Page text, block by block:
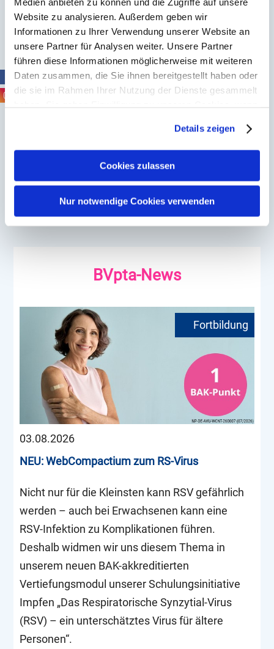
Website zu analysieren. Außerdem geben wir
Informationen zu Ihrer Verwendung unserer Website an
unsere Partner für Analysen weiter. Unsere Partner
führen diese Informationen möglicherweise mit weiteren
Daten zusammen, die Sie ihnen bereitgestellt haben oder
die sie im Rahmen Ihrer Nutzung der Dienste gesammelt
Datenschutzerklärungmehr
darüber, wer wir sind, wie Sie uns kontaktieren können
und wie wir personenbezogene Daten verarbeiten.
Sie können Ihre Einwilligung jederzeit von der
Details zeigen
Cookies zulassen
Nur notwendige Cookies verwenden
Hier kostenfrei fortbilden…
Bild: © Dmytro Zinkevych – shutterstock.com
BVpta-News
03.08.2026
NEU: WebCompactium zum RS-Virus
Nicht nur für die Kleinsten kann RSV gefährlich
werden – auch bei Erwachsenen kann eine
RSV-Infektion zu Komplikationen führen.
Deshalb widmen wir uns diesem Thema in
unserem neuen BAK-akkreditierten
Vertiefungsmodul unserer Schulungsinitiative
Impfen „Das Respiratorische Synzytial-Virus
(RSV) – ein unterschätztes Virus für ältere
Personen“.